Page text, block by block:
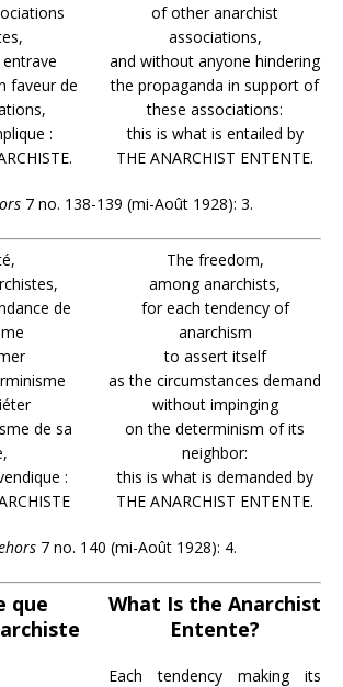
entrave
faveur de
:
of other anarchist
associations,
and without anyone hindering
the propaganda in support of
these associations:
this is what is entailed by
THE ANARCHIST ENTENTE.
7 no. 138-139 (mi-Août 1928): 3.
de
de sa
:
The freedom,
among anarchists,
for each tendency of
anarchism
to assert itself
as the circumstances demand
without impinging
on the determinism of its
neighbor:
this is what is demanded by
THE ANARCHIST ENTENTE.
7 no. 140 (mi-Août 1928): 4.
que
What Is the Anarchist
Entente?
Each tendency making its